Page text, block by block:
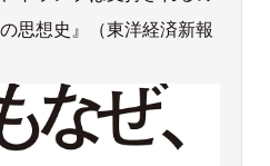
思想史』（東洋経済新報